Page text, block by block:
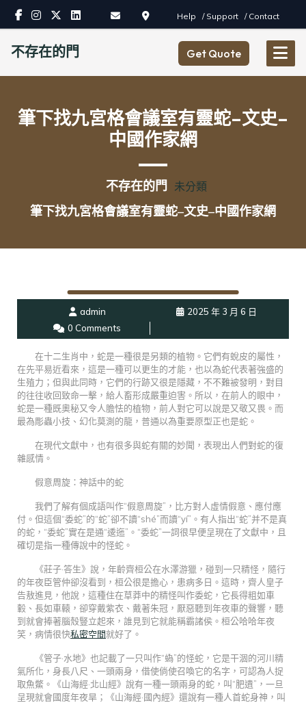
Skip
content
Help / Support / Contact
不存在的門 Get Quote
筆下找九宮格會議室有靈蛇–文史–
中國作家網
不存在的門 未分類
筆下找九宮格會議室有靈蛇–文史–中國作家網
admin
2025 年 3 月 6 日
0 Comments
在十二生肖中，蛇是一種很是另類的植物。它們有蛻皮的屬性，
在先平易近看來，這是一種可以更生的才能，也以為蛇代表著強盛的
生殖力；但與此同時，它們的行跡又很是隱藏，不不難被發明，對目
的往往收回致命一擊，給人畜形成嚴重迫害。所以，在前人的眼中，
蛇是一種既奧秘又令人膽怯的植物，前人對它可以說是又敬又畏。而
最為彫蟲小技、幻化莫測的龍，普通以為重要原型正也是蛇。
在現代文獻中，也有很多與蛇有關的妙聞，表現出人們對蛇的復
雜感情。
假意周旋：神話中的蛇
我們了解有個成語叫作“假意周旋”，比方對人虛情假意、應付應
付。但這個“委蛇”的“蛇”卻不讀“shé”而讀“yí”。有人指出“蛇”并不是真
的蛇，“委蛇”實在是通“逶迤”。“委蛇”一詞很早便呈現在了文獻中，且
確切是指一種傳說中的怪蛇。
《莊子·答生》說，年齡齊桓公在水澤游獵，碰到一只精怪，隨行
的年夜臣管仲卻沒看到，桓公很是擔心，患病多日。這時，齊人皇子
告敖進見，他說，這種住在草莽中的精怪叫作委蛇，它長得粗如車
轂、長如車轅，卻穿戴紫衣、戴著朱冠，厭惡聽到年夜車的聲響，聽
到就會捧著腦殼豎立起來，誰見到它就能稱霸諸侯。桓公哈哈年夜
笑，病情很快私密空間就好了。
《管子·水地》也記載了一只叫作“蟡”的怪蛇，它是干涸的河川精
氣所化，身長八尺、一頭兩身，借使倘使召喚它的名字，可認為人捉
取魚鱉。《山海經·北山經》說有一種一頭兩身的蛇，叫“肥遺”，一旦
呈現就會國度年夜旱；《山海經·國內經》還說有一種人首蛇身神，叫